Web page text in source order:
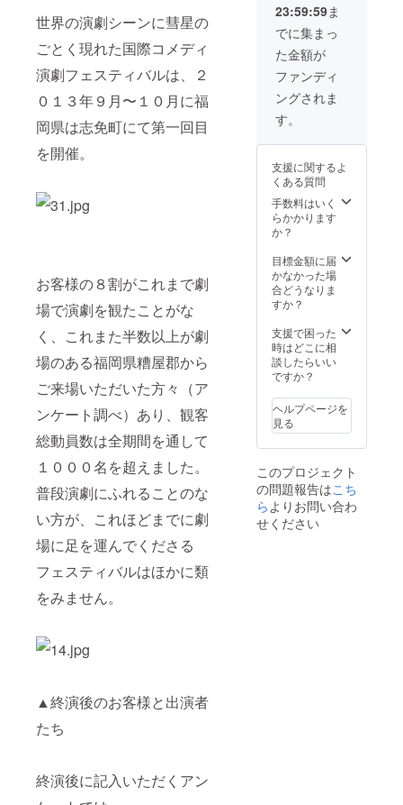
世界の演劇シーンに彗星の
ごとく現れた国際コメディ
演劇フェスティバルは、２
０１３年９月〜１０月に福
岡県は志免町にて第一回目
を開催。
お客様の８割がこれまで劇
場で演劇を観たことがな
く、これまた半数以上が劇
場のある福岡県糟屋郡から
ご来場いただいた方々（ア
ンケート調べ）あり、観客
総動員数は全期間を通して
１０００名を超えました。
普段演劇にふれることのな
い方が、これほどまでに劇
場に足を運んでくださる
フェスティバルはほかに類
をみません。
▲終演後のお客様と出演者
たち
終演後に記入いただくアン
Mr.BUNBUNの
パフォーマンス
23:59:59ま
でに集まっ
た金額が
ファンディ
ングされま
す。
支援に関するよ
くある質問
手数料はいく
らかかります
か？
目標金額に届
かなかった場
合どうなりま
すか？
支援で困った
時はどこに相
談したらいい
ですか？
ヘルプページを
見る
このプロジェクト
の問題報告はこち
らよりお問い合わ
せください